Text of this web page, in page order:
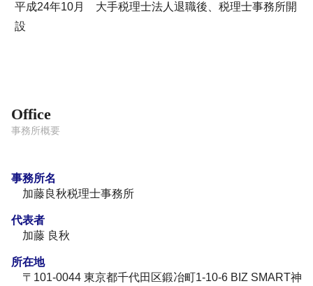
平成24年10月 大手税理士法人退職後、税理士事務所開
設
Office
事務所概要
事務所名
加藤良秋税理士事務所
代表者
加藤 良秋
所在地
〒101-0044 東京都千代田区鍛冶町1-10-6 BIZ SMART神